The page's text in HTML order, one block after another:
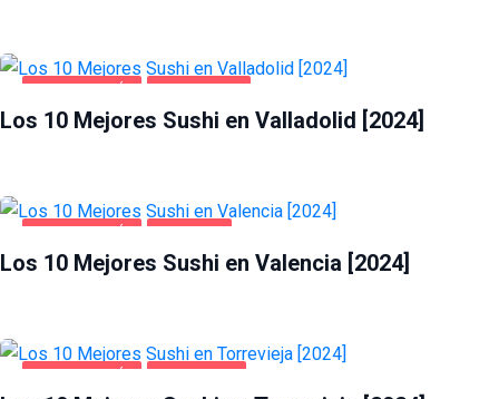
Los 10 Mejores Sushi en Valladolid [2024]
Los 10 Mejores Sushi en Valencia [2024]